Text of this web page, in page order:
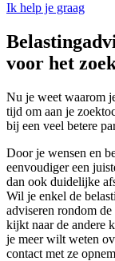
Ik help je graag
voor het
Nu je weet waarom
tijd om aan je
bij een veel betere
Door je wensen en
eenvoudiger een
dan ook duidelijke
Wil je enkel de
adviseren rondom
kijkt naar de andere
je meer wilt weten
contact met ze